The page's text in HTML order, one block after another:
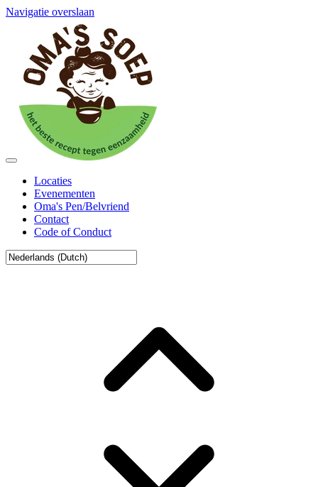
Navigatie overslaan
Locaties
Evenementen
Oma's Pen/Belvriend
Contact
Code of Conduct